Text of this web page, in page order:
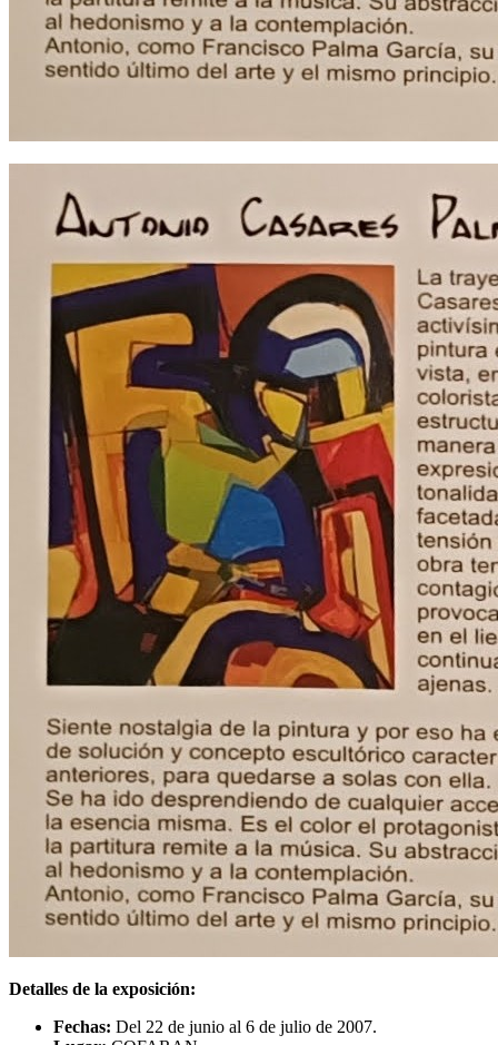
Detalles de la exposición:
Fechas: Del 22 de junio al 6 de julio de 2007.